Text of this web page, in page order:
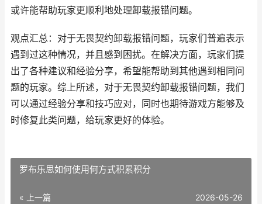
或许能帮助玩家更顺利地处理卸载报错问题。
观点汇总：对于无畏契约卸载报错问题，玩家们普遍表示
遇到过这种情况，并且感到困扰。在解决方面，玩家们提
出了各种建议和经验分享，希望能帮助到其他遇到相同问
题的玩家。综上所述，对于无畏契约卸载报错问题，我们
可以通过经验分享和技巧应对，同时也期待游戏方能够及
时修复此类问题，给玩家更好的体验。
罗布乐思如何使用何方式积累积分
« 上一篇 2026-05-26